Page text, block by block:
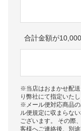
合計金額が
※当店はおまかせ配
り弊社にて指定いた
※メール便対応商品
ル便規定に収まらな
ございます。 その際
客様へご連絡後、別